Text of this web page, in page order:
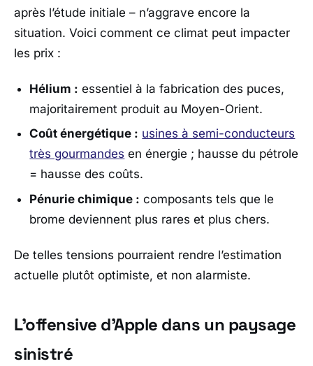
après l’étude initiale – n’aggrave encore la
situation. Voici comment ce climat peut impacter
les prix :
Hélium : essentiel à la fabrication des puces,
majoritairement produit au Moyen-Orient.
Coût énergétique : usines à semi-conducteurs
très gourmandes en énergie ; hausse du pétrole
= hausse des coûts.
Pénurie chimique : composants tels que le
brome deviennent plus rares et plus chers.
De telles tensions pourraient rendre l’estimation
actuelle plutôt optimiste, et non alarmiste.
L’offensive d’Apple dans un paysage
sinistré